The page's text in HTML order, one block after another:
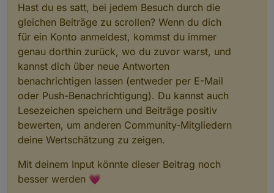
Hast du es satt, bei jedem Besuch durch die
gleichen Beiträge zu scrollen? Wenn du dich
für ein Konto anmeldest, kommst du immer
genau dorthin zurück, wo du zuvor warst, und
kannst dich über neue Antworten
benachrichtigen lassen (entweder per E-Mail
oder Push-Benachrichtigung). Du kannst auch
Lesezeichen speichern und Beiträge positiv
bewerten, um anderen Community-Mitgliedern
deine Wertschätzung zu zeigen.
Mit deinem Input könnte dieser Beitrag noch
besser werden 💗